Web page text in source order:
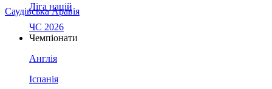
Саудівська Аравія
Ліга націй
ЧС 2026
Чемпіонати
Англія
Іспанія